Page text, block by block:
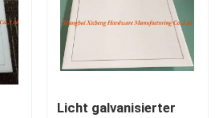
Licht galvanisierter